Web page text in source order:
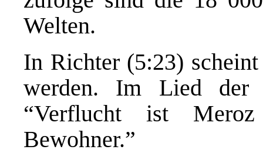
Welten.
In Richter (5:23)
werden. Im Lied der
“Verflucht ist
Bewohner.”